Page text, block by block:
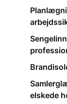
elskede